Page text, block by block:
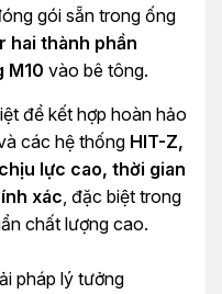
gói sẵn trong ống
hai thành phần
M10 vào bê tông.
để kết hợp hoàn hảo
các hệ thống HIT-Z,
lực cao, thời gian
xác, đặc biệt trong
chất lượng cao.
pháp lý tưởng